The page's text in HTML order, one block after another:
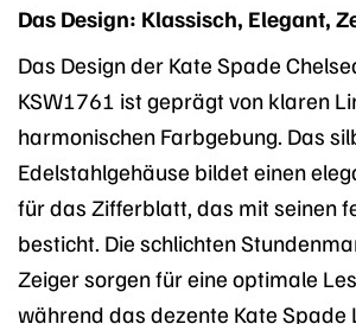
Das Design: Klassisch, Elegant,
Das Design der Kate Spade
KSW1761 ist geprägt von klaren
harmonischen Farbgebung. Das
Edelstahlgehäuse bildet einen
für das Zifferblatt, das mit seinen
besticht. Die schlichten
Zeiger sorgen für eine optimale
während das dezente Kate Spade